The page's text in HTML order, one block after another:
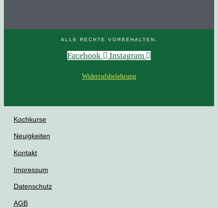
ALLE RECHTE VORBEHALTEN.
Facebook Instagram
Widerrufsbelehrung
Kochkurse
Neuigkeiten
Kontakt
Impressum
Datenschutz
AGB